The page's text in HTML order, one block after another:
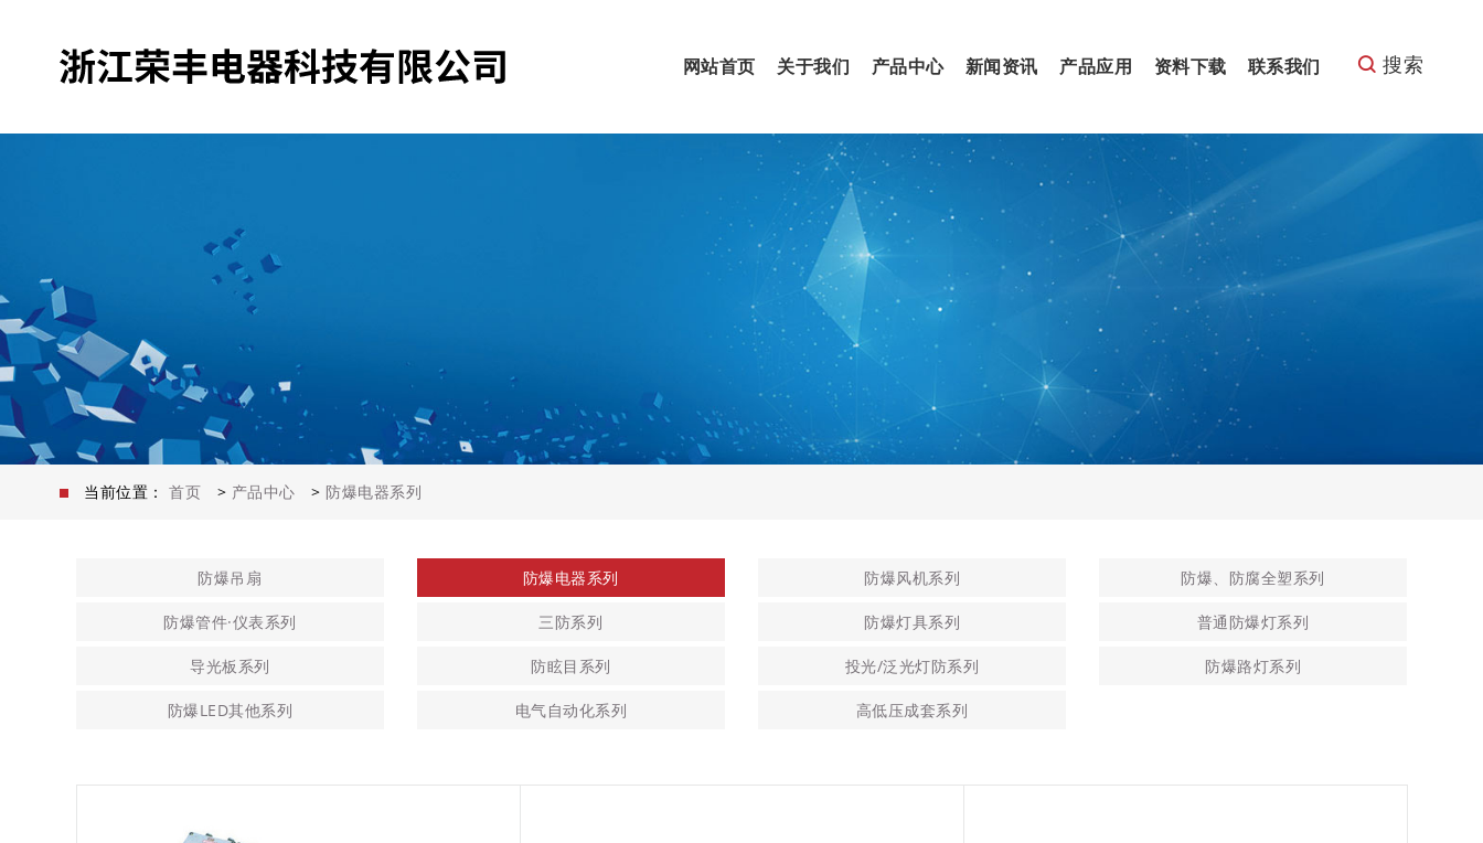
搜索
网站首页 关于我们 产品中心 新闻资讯 产品应用 资料下载 联系我们
当前位置： 首页 > 产品中心 > 防爆电器系列
防爆吊扇 防爆电器系列 防爆风机系列 防爆、防腐全塑系列
防爆管件·仪表系列 三防系列 防爆灯具系列 普通防爆灯系列
导光板系列 防眩目系列 投光/泛光灯防系列 防爆路灯系列
防爆LED其他系列 电气自动化系列 高低压成套系列